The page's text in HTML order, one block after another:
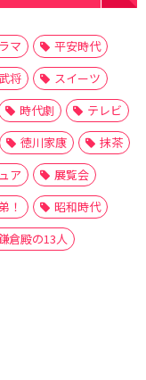
マ
平安時代
将
スイーツ
時代劇
テレビ
徳川家康
抹茶
ア
展覧会
！
昭和時代
倉殿の13人